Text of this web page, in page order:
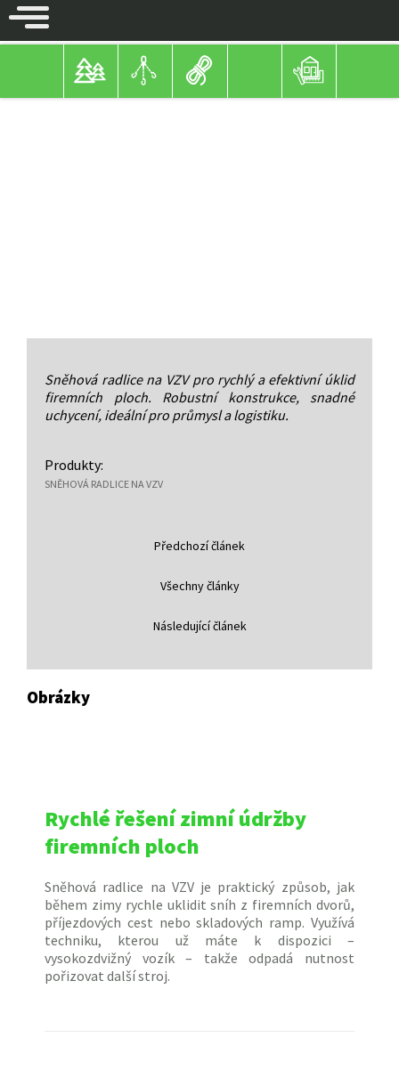
Sněhová radlice na VZV pro rychlý a efektivní úklid
firemních ploch. Robustní konstrukce, snadné
uchycení, ideální pro průmysl a logistiku.
Produkty:
SNĚHOVÁ RADLICE NA VZV
Předchozí článek
Všechny články
Následující článek
Obrázky
Rychlé řešení zimní údržby
firemních ploch
Sněhová radlice na VZV je praktický způsob, jak
během zimy rychle uklidit sníh z firemních dvorů,
příjezdových cest nebo skladových ramp. Využívá
techniku, kterou už máte k dispozici –
vysokozdvižný vozík – takže odpadá nutnost
pořizovat další stroj.